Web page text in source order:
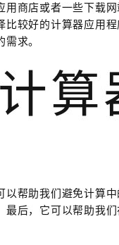
商店或者一些下载
较好的计算器应用
求。
算
帮助我们避免计算
后，它可以帮助我